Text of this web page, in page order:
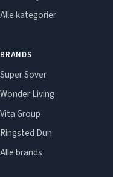
Alle kategorier
BRANDS
Super Sover
Wonder Living
Vita Group
Ringsted Dun
Alle brands